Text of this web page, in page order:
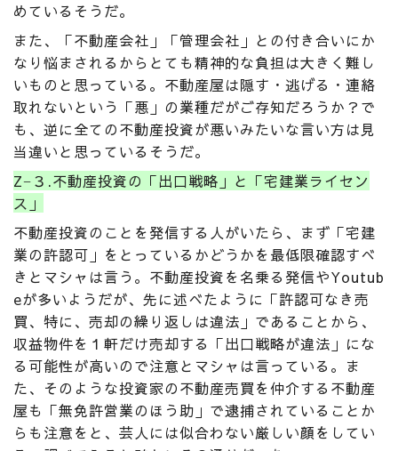
めているそうだ。
また、「不動産会社」「管理会社」との付き合いにか
なり悩まされるからとても精神的な負担は大きく難し
いものと思っている。不動産屋は隠す・逃げる・連絡
取れないという「悪」の業種だがご存知だろうか？で
も、逆に全ての不動産投資が悪いみたいな言い方は見
当違いと思っているそうだ。
Z−３.不動産投資の「出口戦略」と「宅建業ライセン
ス」
不動産投資のことを発信する人がいたら、まず「宅建
業の許認可」をとっているかどうかを最低限確認すべ
きとマシャは言う。不動産投資を名乗る発信やYoutub
eが多いようだが、先に述べたように「許認可なき売
買、特に、売却の繰り返しは違法」であることから、
収益物件を１軒だけ売却する「出口戦略が違法」にな
る可能性が高いので注意とマシャは言っている。ま
た、そのような投資家の不動産売買を仲介する不動産
屋も「無免許営業のほう助」で逮捕されていることか
らも注意をと、芸人には似合わない厳しい顔をしてい